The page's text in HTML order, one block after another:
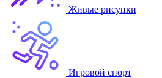
Живые рисунки
Игровой спорт